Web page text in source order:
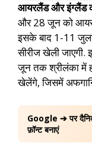
आयरलैंड और इंग्लैंड
और 28 जून को
इसके बाद 1-11
सीरीज खेली
जून तक श्रीलंका में
खेलेंगे, जिसमें
Google ➔ पर
फ़ॉन्ट बनाएं